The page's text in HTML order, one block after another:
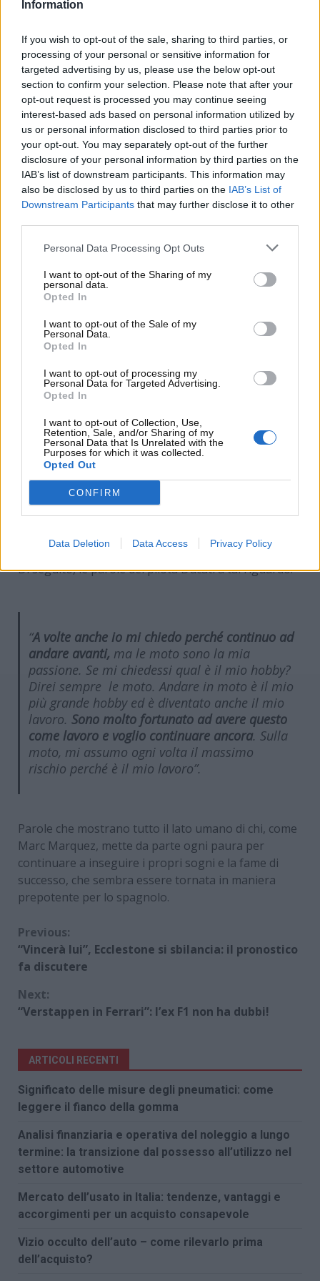
Information
If you wish to opt-out of the sale, sharing to third parties, or
processing of your personal or sensitive information for
targeted advertising by us, please use the below opt-out
section to confirm your selection. Please note that after your
opt-out request is processed you may continue seeing
interest-based ads based on personal information utilized by
us or personal information disclosed to third parties prior to
your opt-out. You may separately opt-out of the further
disclosure of your personal information by third parties on the
IAB’s list of downstream participants. This information may
also be disclosed by us to third parties on the IAB’s List of
Downstream Participants that may further disclose it to other
Personal Data Processing Opt Outs
I want to opt-out of the Sharing of my
personal data.
Opted In
I want to opt-out of the Sale of my
Personal Data.
Opted In
I want to opt-out of processing my
Personal Data for Targeted Advertising.
Opted In
I want to opt-out of Collection, Use,
Retention, Sale, and/or Sharing of my
Personal Data that Is Unrelated with the
Purposes for which it was collected.
Opted Out
CONFIRM
Data Deletion Data Access Privacy Policy
apprezzare il talento sconfinato del pilota nativo di
Moto GP, Marc Marquez
rivela: “A volte mi chiedo
perché continuo a correre”
Marc Marquez e il rischio di essere lì in moto,
la consapevolezza che il rischio è sempre dietro
l’angolo, così com’è per qualsiasi pilota nel
motorsport. A fare i conti con questi pericoli del
mestiere è proprio il nazionale spagnolo, che ai
microfoni diThe Telegraphsvela quelli che sembrano
essere veri e propri di riflessione, anche legati al
Marc Marquez a sorpresa: le parole sul possibile
addio alla Moto GP spiazzano gli appassionati –
Di seguito, le parole del pilota Ducati a tal riguardo:
“A volte anche io mi chiedo perché continuo ad
andare avanti, ma le moto sono la mia
passione. Se mi chiedessi qual è il mio hobby?
Direi sempre le moto. Andare in moto è il mio
più grande hobby ed è diventato anche il mio
lavoro. Sono molto fortunato ad avere questo
come lavoro e voglio continuare ancora. Sulla
moto, mi assumo ogni volta il massimo
rischio perché è il mio lavoro”.
Parole che mostrano tutto il lato umano di chi, come
Marc Marquez, mette da parte ogni paura per
continuare a inseguire i propri sogni e la fame di
successo, che sembra essere tornata in maniera
prepotente per lo spagnolo.
Continue
Reading
Previous:
“Vincerà lui”, Ecclestone si sbilancia: il pronostico
fa discutere
Next:
“Verstappen in Ferrari”: l’ex F1 non ha dubbi!
ARTICOLI RECENTI
Significato delle misure degli pneumatici: come
leggere il fianco della gomma
Analisi finanziaria e operativa del noleggio a lungo
termine: la transizione dal possesso all’utilizzo nel
settore automotive
Mercato dell’usato in Italia: tendenze, vantaggi e
accorgimenti per un acquisto consapevole
Vizio occulto dell’auto – come rilevarlo prima
dell’acquisto?